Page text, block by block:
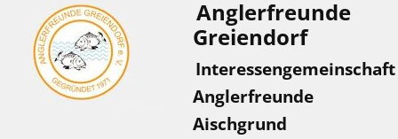
Anglerfreunde
Greiendorf
Interessengemeinschaft
Anglerfreunde
Aischgrund